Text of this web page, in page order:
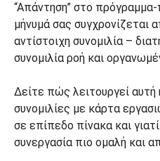
“Απάντηση” στο
μήνυμά σας συγχρονίζεται
αντίστοιχη συνομιλία –
συνομιλία ροή και
Δείτε πώς λειτουργεί αυτή
συνομιλίες με κάρτα
σε επίπεδο πίνακα και
συνεργασία πιο ομαλή και